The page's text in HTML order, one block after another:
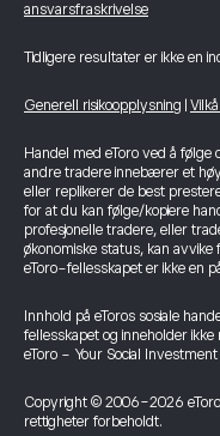
ansvarsfraskrivelse
Tidligere resultater er ikke en
Generell risikoopplysning
Handel med eToro ved å følge
andre tradere innebærer et
eller replikerer de best
for at du kan følge/kopiere
profesjonelle tradere, eller
økonomiske status, kan
eToro-fellesskapet er ikke en
Innhold på eToros sosiale
fellesskapet og inneholder
eToro - Your Social
Copyright © 2006-2026
rettigheter forbeholdt.